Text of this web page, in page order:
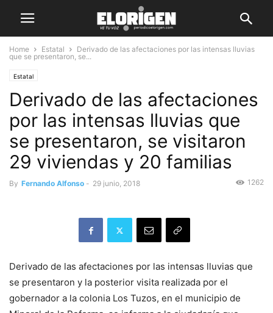
Home Estatal
Derivado de las afectaciones por las intensas lluvias
que se presentaron, se...
Estatal
Derivado de las afectaciones
por las intensas lluvias que
se presentaron, se visitaron
29 viviendas y 20 familias
By Fernando Alfonso - 29 junio, 2018 1262
Derivado de las afectaciones por las intensas lluvias que
se presentaron y la posterior visita realizada por el
gobernador a la colonia Los Tuzos, en el municipio de